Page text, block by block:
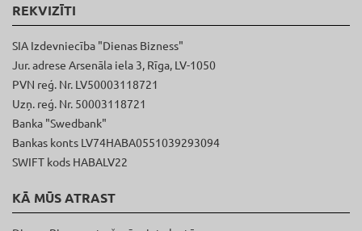
REKVIZĪTI
SIA Izdevniecība "Dienas Bizness"
Jur. adrese Arsenāla iela 3, Rīga, LV-1050
PVN reģ. Nr. LV50003118721
Uzņ. reģ. Nr. 50003118721
Banka "Swedbank"
Bankas konts LV74HABA0551039293094
SWIFT kods HABALV22
KĀ MŪS ATRAST